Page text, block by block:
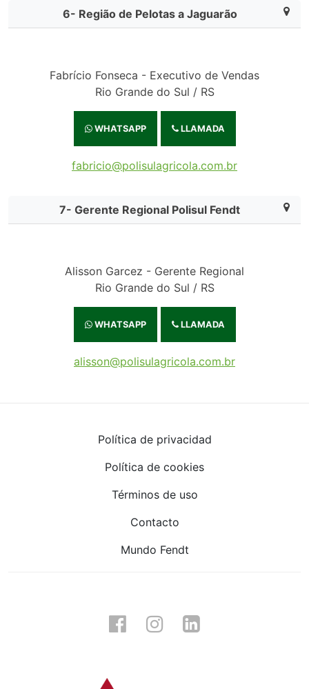
6- Região de Pelotas a Jaguarão
Fabrício Fonseca - Executivo de Vendas
Rio Grande do Sul / RS
WHATSAPP LLAMADA
fabricio@polisulagricola.com.br
7- Gerente Regional Polisul Fendt
Alisson Garcez - Gerente Regional
Rio Grande do Sul / RS
WHATSAPP LLAMADA
alisson@polisulagricola.com.br
Política de privacidad
Política de cookies
Términos de uso
Contacto
Mundo Fendt